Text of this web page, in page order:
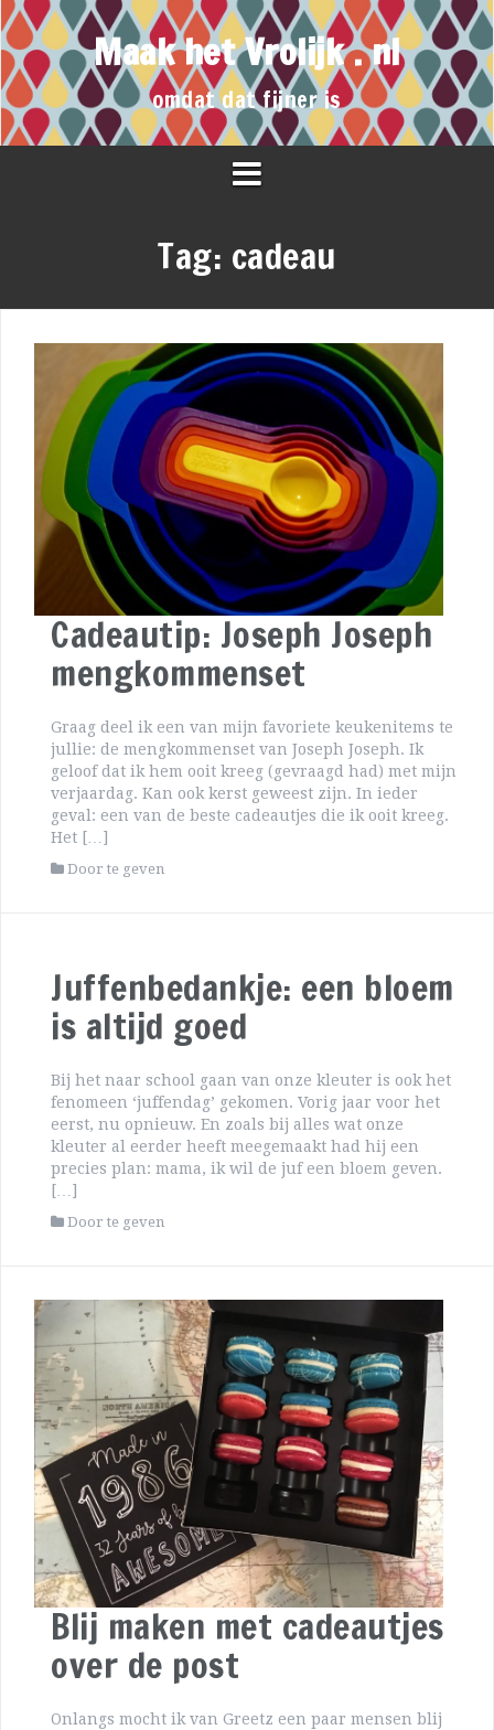
Maak het Vrolijk . nl
omdat dat fijner is
Tag: cadeau
Cadeautip: Joseph Joseph
mengkommenset
Graag deel ik een van mijn favoriete keukenitems te
jullie: de mengkommenset van Joseph Joseph. Ik
geloof dat ik hem ooit kreeg (gevraagd had) met mijn
verjaardag. Kan ook kerst geweest zijn. In ieder
geval: een van de beste cadeautjes die ik ooit kreeg.
Het […]
Door te geven
Juffenbedankje: een bloem
is altijd goed
Bij het naar school gaan van onze kleuter is ook het
fenomeen ‘juffendag’ gekomen. Vorig jaar voor het
eerst, nu opnieuw. En zoals bij alles wat onze
kleuter al eerder heeft meegemaakt had hij een
precies plan: mama, ik wil de juf een bloem geven.
[…]
Door te geven
Blij maken met cadeautjes
over de post
Onlangs mocht ik van Greetz een paar mensen blij